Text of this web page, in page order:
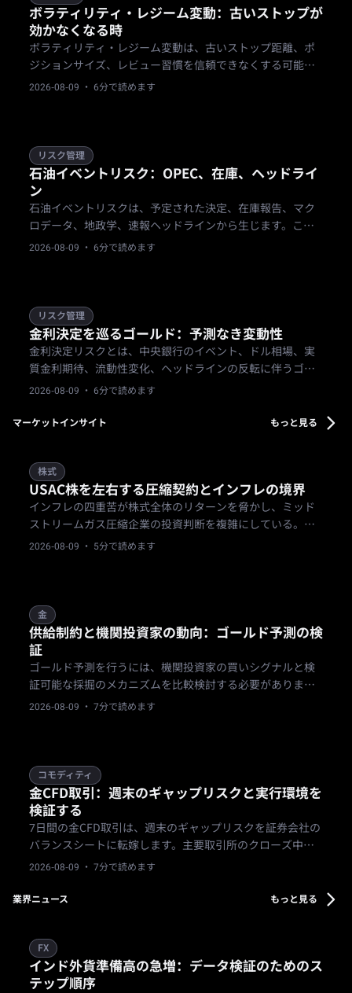
ボラティリティ・レジーム変動：古いストップが
効かなくなる時
ボラティリティ・レジーム変動は、古いストップ距離、ポ
ジションサイズ、レビュー習慣を信頼できなくする可能性
があります。このガイドでは、方向を予測せずにリスクを
2026-08-09 · 6分で読めます
リスク管理
石油イベントリスク：OPEC、在庫、ヘッドライ
ン
石油イベントリスクは、予定された決定、在庫報告、マク
ロデータ、地政学、速報ヘッドラインから生じます。この
ガイドでは、イベントタイプの区別、エクスポージャー期
2026-08-09 · 6分で読めます
リスク管理
金利決定を巡るゴールド：予測なき変動性
金利決定リスクとは、中央銀行のイベント、ドル相場、実
質金利期待、流動性変化、ヘッドラインの反転に伴うゴー
ルドの変動性によって、エクスポージャーの管理が難しく
測せずに、ゴールドのイベント計画を準備する方法を解説
2026-08-09 · 6分で読めます
マーケットインサイト もっと見る
株式
USAC株を左右する圧縮契約とインフレの境界
インフレの四重苦が株式全体のリターンを脅かし、ミッド
ストリームガス圧縮企業の投資判断を複雑にしている。
USAC株の評価には、交渉による手数料ベースの契約がコス
2026-08-09 · 5分で読めます
金
供給制約と機関投資家の動向：ゴールド予測の検
証
ゴールド予測を行うには、機関投資家の買いシグナルと検
証可能な採掘のメカニズムを比較検討する必要がありま
す。B2Goldが許可を取得したにもかかわらず、2026年の生
2026-08-09 · 7分で読めます
コモディティ
金CFD取引：週末のギャップリスクと実行環境を
検証する
7日間の金CFD取引は、週末のギャップリスクを証券会社の
バランスシートに転嫁します。主要取引所のクローズ中は
スプレッドの拡大や強制決済の制限が生じる可能性がある
ンジンと流動性に関する開示内容を確認する必要がありま
2026-08-09 · 7分で読めます
業界ニュース もっと見る
FX
インド外貨準備高の急増：データ検証のためのス
テップ順序